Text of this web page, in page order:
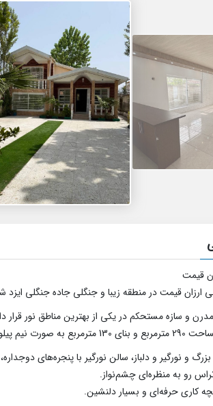
قیمت
ارزان قیمت در منطقه زیبا و جنگلی جاده جنگلی ایزد
و سازه مستحکم در یکی از بهترین مناطق نور قرار
پیلوت احداث گردید.
رو به منظره‌ای چشم‌نواز.
کاری حرفه‌ای و بسیار دلنشین.